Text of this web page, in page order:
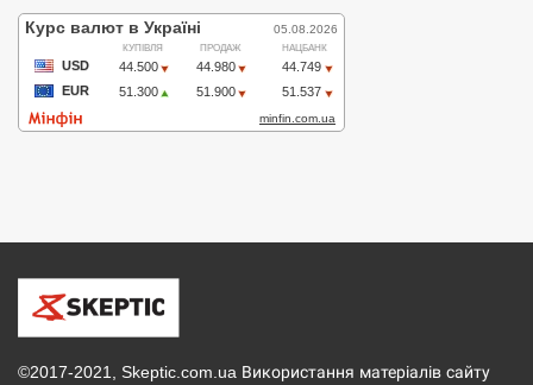
©2017-2021, Skeptic.com.ua Використання матеріалів сайту